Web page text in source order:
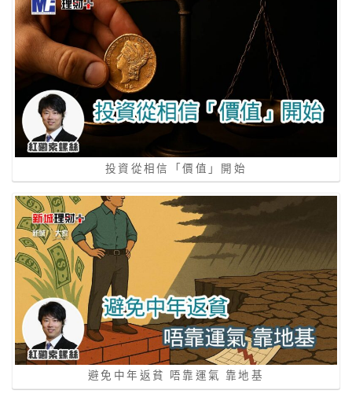
投資從相信「價值」開始
避免中年返貧 唔靠運氣 靠地基